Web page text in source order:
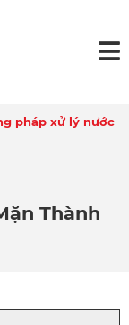
pháp xử lý nước
Thành